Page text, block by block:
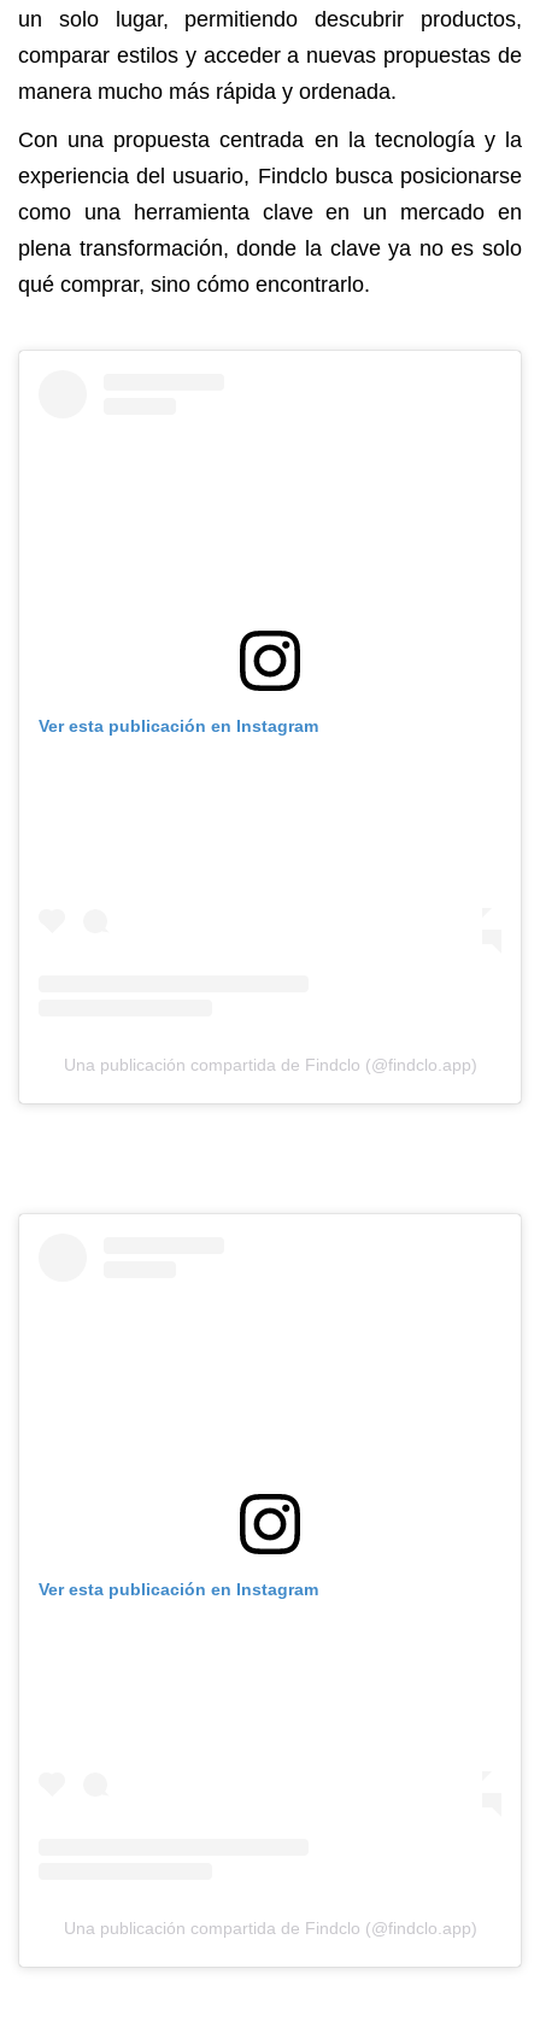
un solo lugar, permitiendo descubrir productos,
comparar estilos y acceder a nuevas propuestas de
manera mucho más rápida y ordenada.
Con una propuesta centrada en la tecnología y la
experiencia del usuario, Findclo busca posicionarse
como una herramienta clave en un mercado en
plena transformación, donde la clave ya no es solo
qué comprar, sino cómo encontrarlo.
Ver esta publicación en Instagram
Una publicación compartida de Findclo (@findclo.app)
Ver esta publicación en Instagram
Una publicación compartida de Findclo (@findclo.app)